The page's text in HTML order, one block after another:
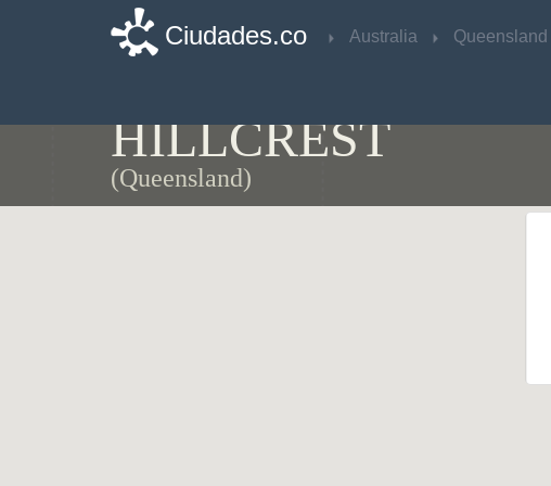
Ciudades.co Australia Queensland
HILLCREST
(Queensland)
Ciudades.co Australia Queensland